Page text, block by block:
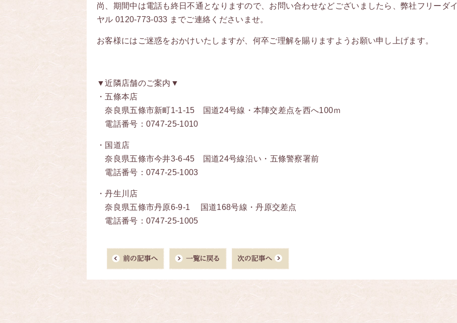
尚、期間中は電話も終日不通となりますので、お問い合わせなどございましたら、弊社フリーダイ
ヤル 0120-773-033 までご連絡くださいませ。
お客様にはご迷惑をおかけいたしますが、何卒ご理解を賜りますようお願い申し上げます。
▼近隣店舗のご案内▼
・五條本店
奈良県五條市新町1-1-15 国道24号線・本陣交差点を西へ100ｍ
電話番号：0747-25-1010
・国道店
奈良県五條市今井3-6-45 国道24号線沿い ・ 五條警察署前
電話番号： 0747-25-1003
・丹生川店
奈良県五條市丹原6-9-1 国道168号線・丹原交差点
電話番号： 0747-25-1005